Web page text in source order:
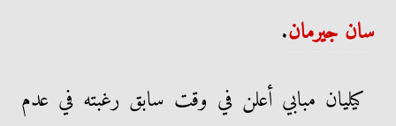
سان جيرمان.
كيليان مبابي أعلن في وقت سابق رغبته في عدم